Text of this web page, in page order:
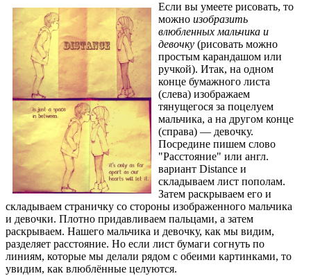
Если вы умеете рисовать, то
можно изобразить
влюбленных мальчика и
девочку (рисовать можно
простым карандашом или
ручкой). Итак, на одном
конце бумажного листа
(слева) изображаем
тянущегося за поцелуем
мальчика, а на другом конце
(справа) — девочку.
Посредине пишем слово
"Расстояние" или англ.
вариант Distance и
складываем лист пополам.
Затем раскрываем его и
складываем страничку со стороны изображенного мальчика
и девочки. Плотно придавливаем пальцами, а затем
раскрываем. Нашего мальчика и девочку, как мы видим,
разделяет расстояние. Но если лист бумаги согнуть по
линиям, которые мы делали рядом с обеими картинками, то
увидим, как влюблённые целуются.